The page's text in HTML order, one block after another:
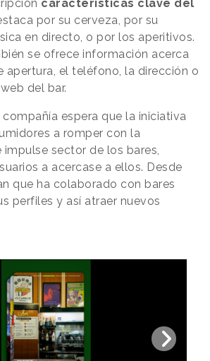
características clave del
por su cerveza, por su
en directo, o por los aperitivos.
se ofrece información acerca
apertura, el teléfono, la dirección o
del bar.
espera que la iniciativa
a romper con la
sector de los bares,
a acercase a ellos. Desde
que ha colaborado con bares
perfiles y así atraer nuevos